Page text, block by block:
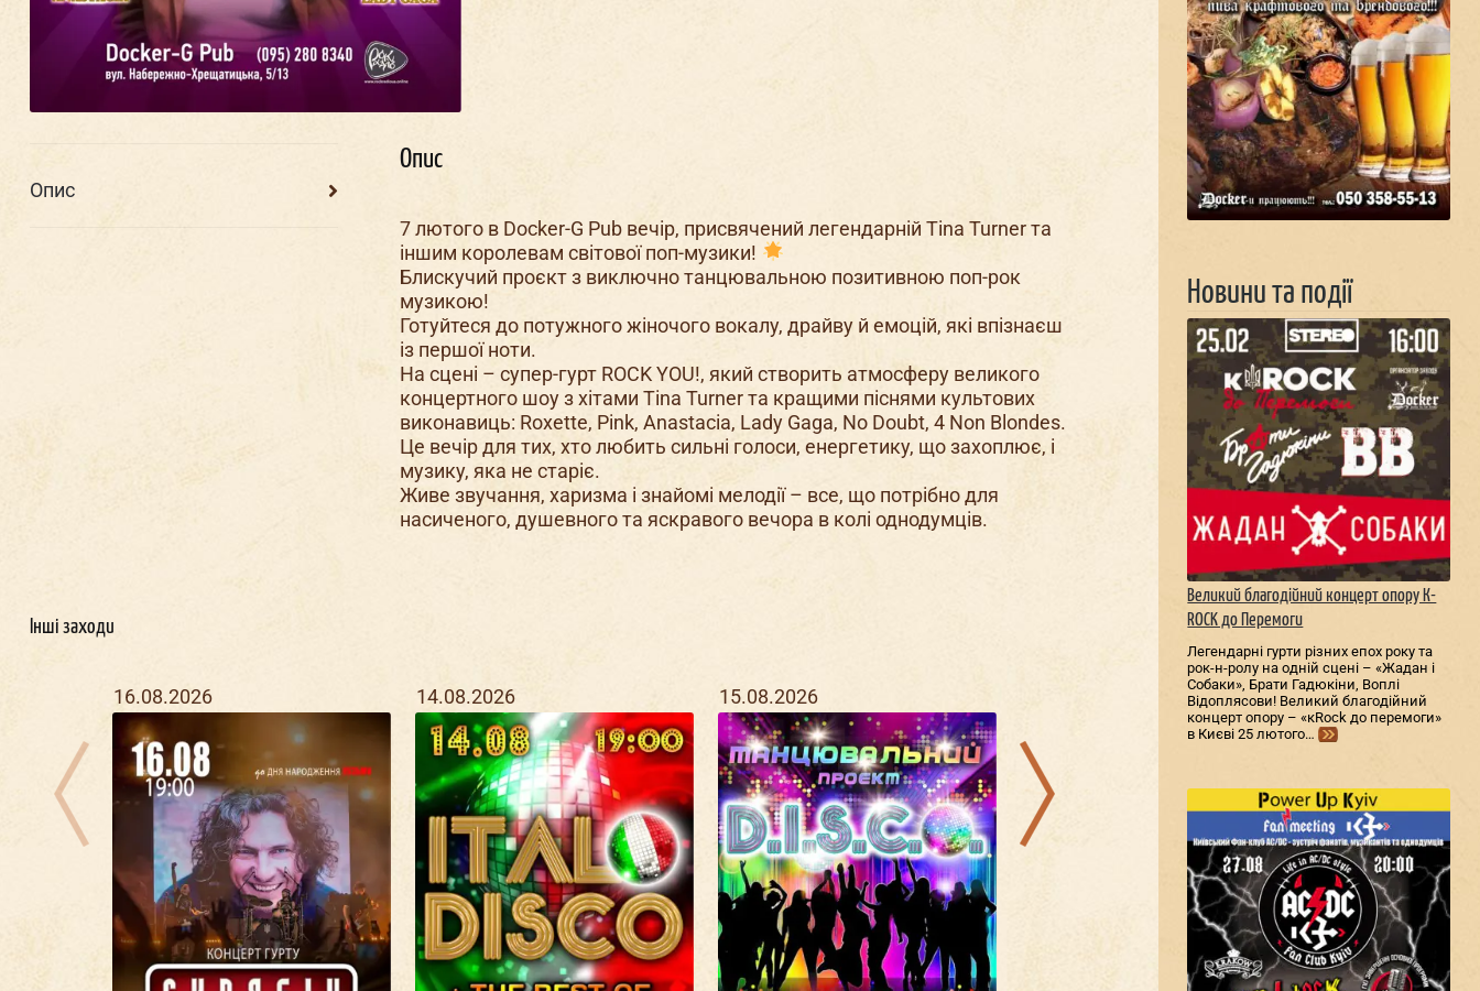
Опис
Опис
7 лютого в Docker-G Pub вечір, присвячений легендарній Tina Turner та
іншим королевам світової поп-музики!
Блискучий проєкт з виключно танцювальною позитивною поп-рок
музикою!
Готуйтеся до потужного жіночого вокалу, драйву й емоцій, які впізнаєш
із першої ноти.
На сцені – супер-гурт ROCK YOU!, який створить атмосферу великого
концертного шоу з хітами Tina Turner та кращими піснями культових
виконавиць: Roxette, Pink, Anastacia, Lady Gaga, No Doubt, 4 Non Blondes.
Це вечір для тих, хто любить сильні голоси, енергетику, що захоплює, і
музику, яка не старіє.
Живе звучання, харизма і знайомі мелодії – все, що потрібно для
насиченого, душевного та яскравого вечора в колі однодумців.
Інші заходи
16.08.2026 14.08.2026 15.08.2026 18.08.2026
Новини та події
Великий благодійний концерт опору К-
ROCK до Перемоги
Легендарні гурти різних епох року та
рок-н-ролу на одній сцені – «Жадан і
Собаки», Брати Гадюкіни, Воплі
Відоплясови! Великий благодійний
концерт опору – «кRock до перемоги»
в Києві 25 лютого…